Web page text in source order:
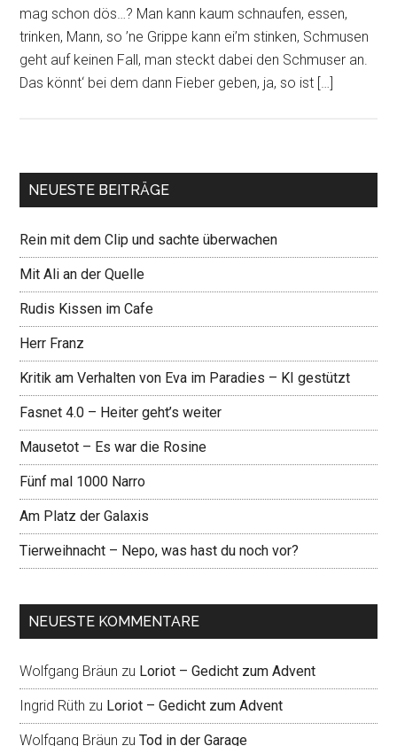
mag schon dös…? Man kann kaum schnaufen, essen,
trinken, Mann, so ’ne Grippe kann ei’m stinken, Schmusen
geht auf keinen Fall, man steckt dabei den Schmuser an.
Das könnt‘ bei dem dann Fieber geben, ja, so ist […]
NEUESTE BEITRÄGE
Rein mit dem Clip und sachte überwachen
Mit Ali an der Quelle
Rudis Kissen im Cafe
Herr Franz
Kritik am Verhalten von Eva im Paradies – KI gestützt
Fasnet 4.0 – Heiter geht’s weiter
Mausetot – Es war die Rosine
Fünf mal 1000 Narro
Am Platz der Galaxis
Tierweihnacht – Nepo, was hast du noch vor?
NEUESTE KOMMENTARE
Wolfgang Bräun zu Loriot – Gedicht zum Advent
Ingrid Rüth zu Loriot – Gedicht zum Advent
Wolfgang Bräun zuTod in der Garage